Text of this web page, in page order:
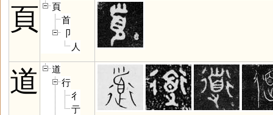
頁
頁
首
卩
人
道
道
行
彳
亍